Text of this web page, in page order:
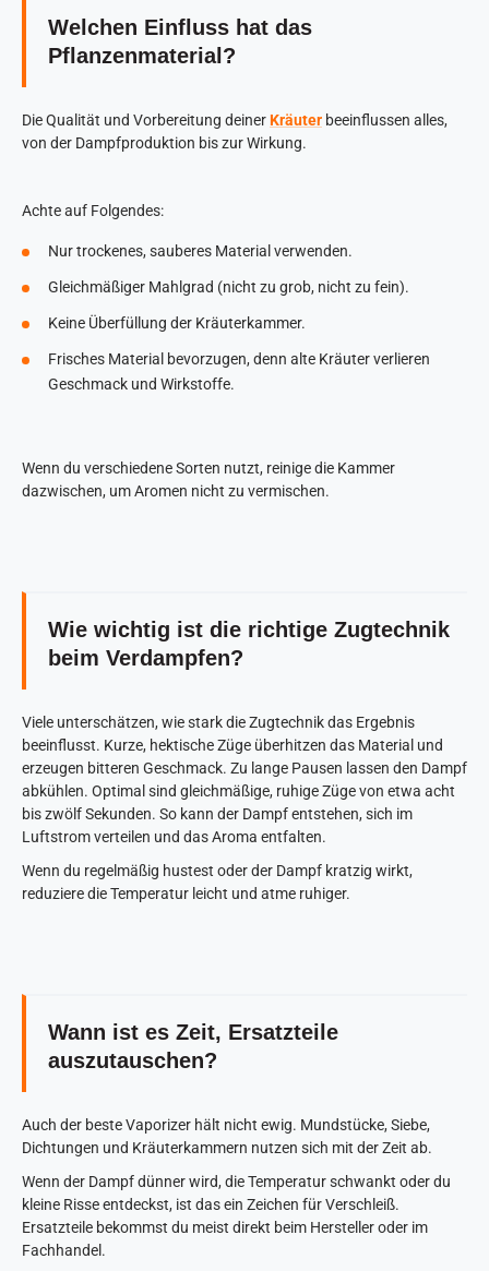
Welchen Einfluss hat das
Pflanzenmaterial?
Die Qualität und Vorbereitung deinerKräuter beeinflussen alles,
von der Dampfproduktion bis zur Wirkung.
Achte auf Folgendes:
Nur trockenes, sauberes Material verwenden.
Gleichmäßiger Mahlgrad (nicht zu grob, nicht zu fein).
Keine Überfüllung der Kräuterkammer.
Frisches Material bevorzugen, denn alte Kräuter verlieren
Geschmack und Wirkstoffe.
Wenn du verschiedene Sorten nutzt, reinige die Kammer
dazwischen, um Aromen nicht zu vermischen.
Wie wichtig ist die richtige Zugtechnik
beim Verdampfen?
Viele unterschätzen, wie stark die Zugtechnik das Ergebnis
beeinflusst. Kurze, hektische Züge überhitzen das Material und
erzeugen bitteren Geschmack. Zu lange Pausen lassen den Dampf
abkühlen. Optimal sind gleichmäßige, ruhige Züge von etwa acht
bis zwölf Sekunden. So kann der Dampf entstehen, sich im
Luftstrom verteilen und das Aroma entfalten.
Wenn du regelmäßig hustest oder der Dampf kratzig wirkt,
reduziere die Temperatur leicht und atme ruhiger.
Wann ist es Zeit, Ersatzteile
auszutauschen?
Auch der beste Vaporizer hält nicht ewig. Mundstücke, Siebe,
Dichtungen und Kräuterkammern nutzen sich mit der Zeit ab.
Wenn der Dampf dünner wird, die Temperatur schwankt oder du
kleine Risse entdeckst, ist das ein Zeichen für Verschleiß.
Ersatzteile bekommst du meist direkt beim Hersteller oder im
Fachhandel.